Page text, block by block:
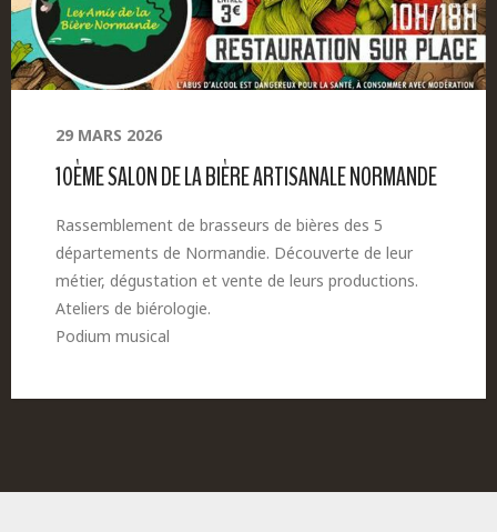
29 MARS 2026
10ÈME SALON DE LA BIÈRE ARTISANALE NORMANDE
Rassemblement de brasseurs de bières des 5
départements de Normandie. Découverte de leur
métier, dégustation et vente de leurs productions.
Ateliers de biérologie.
Podium musical